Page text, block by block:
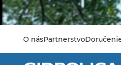
O násPartnerstvo